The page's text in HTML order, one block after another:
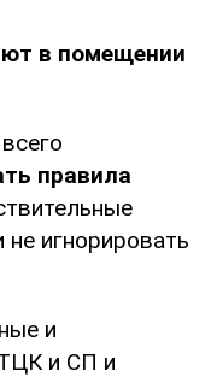
в помещении
правила
игнорировать
и
и СП и